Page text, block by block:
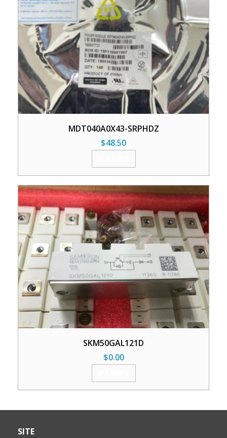
MDT040A0X43-SRPHDZ
$48.50
SKM50GAL121D
$0.00
SITE